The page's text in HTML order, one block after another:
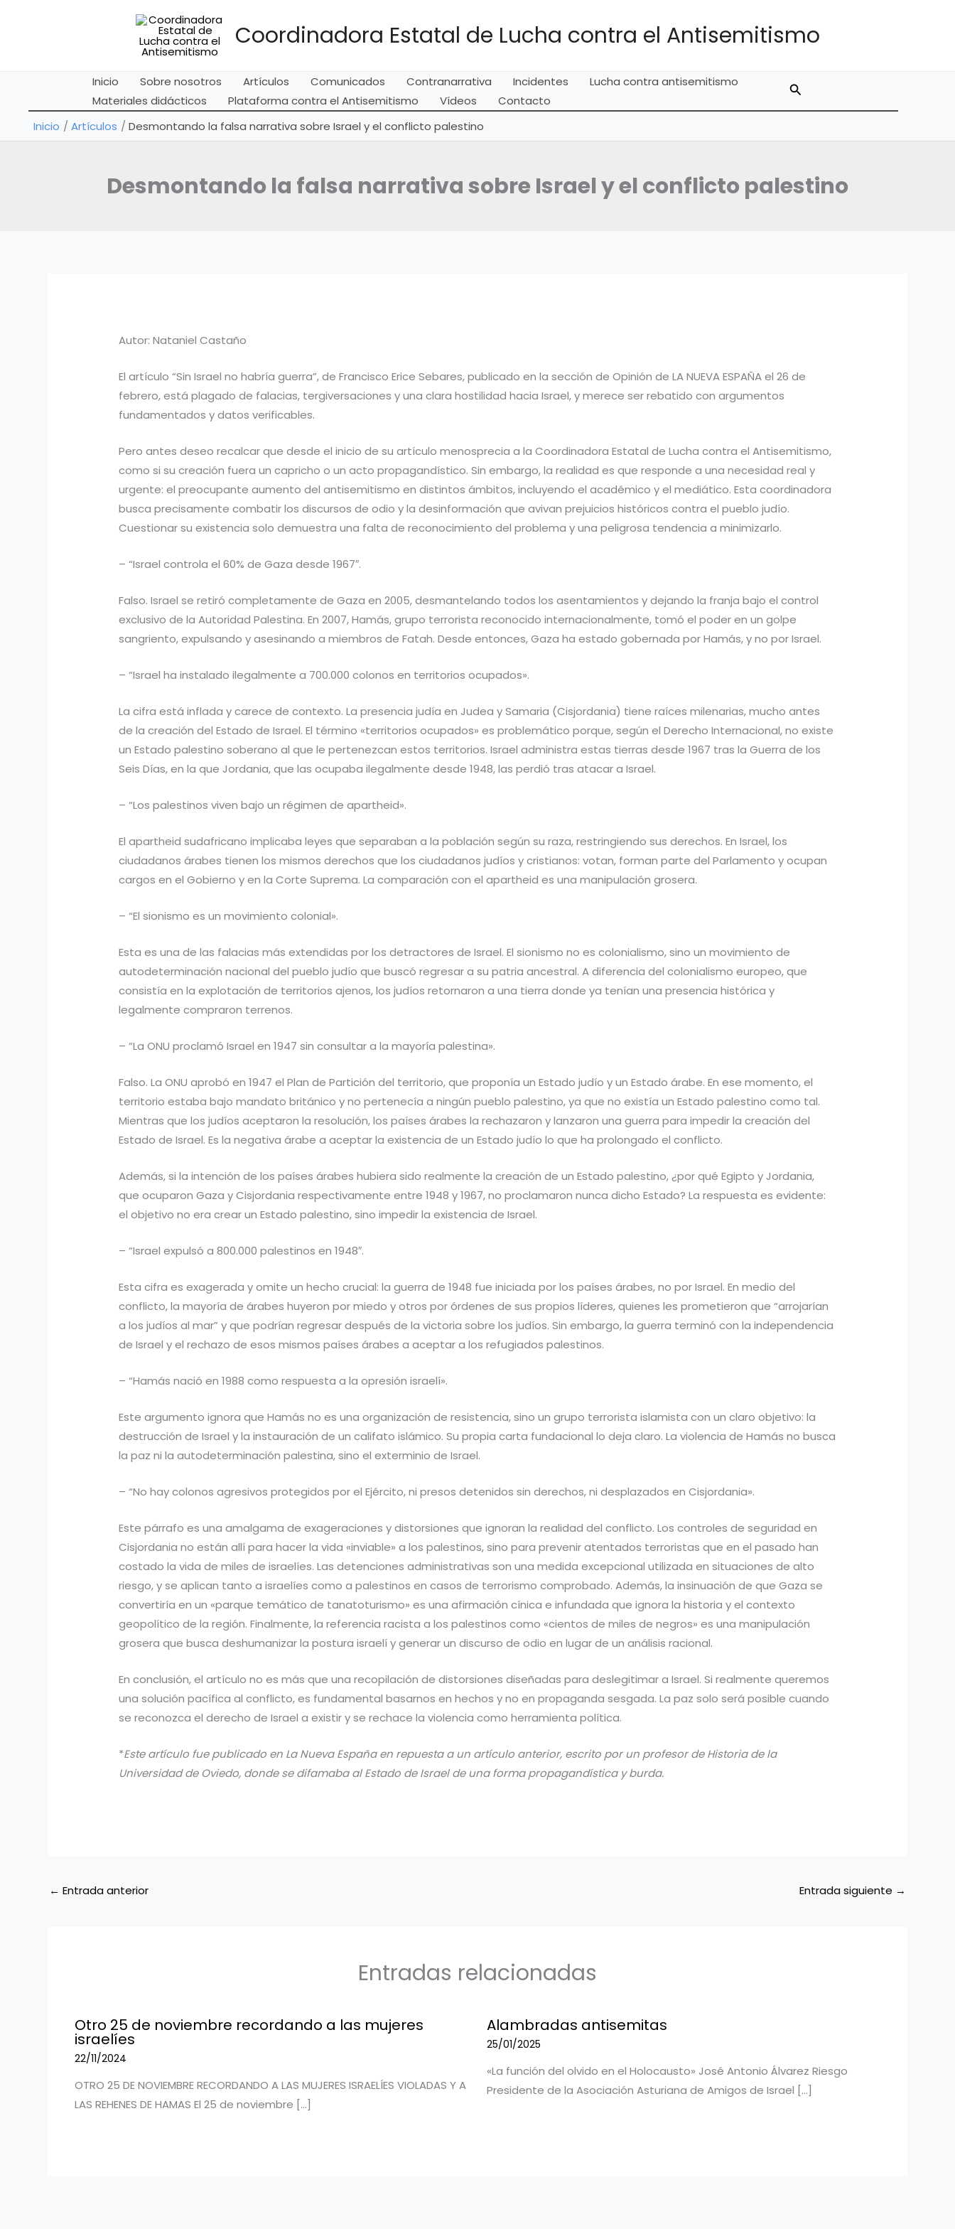
Coordinadora Estatal de Lucha contra el Antisemitismo
Inicio Sobre nosotros Artículos Comunicados Contranarrativa Incidentes
Lucha contra antisemitismo
Materiales didácticos
Plataforma contra el Antisemitismo Vídeos Contacto
Buscar
Inicio Artículos Desmontando la falsa narrativa sobre Israel y el conflicto palestino
Desmontando la falsa narrativa sobre Israel y el conflicto palestino
Autor: Nataniel Castaño
El artículo “Sin Israel no habría guerra”, de Francisco Erice Sebares, publicado en la sección de Opinión de LA NUEVA ESPAÑA el 26 de
febrero, está plagado de falacias, tergiversaciones y una clara hostilidad hacia Israel, y merece ser rebatido con argumentos
fundamentados y datos verificables.
Pero antes deseo recalcar que desde el inicio de su artículo menosprecia a la Coordinadora Estatal de Lucha contra el Antisemitismo,
como si su creación fuera un capricho o un acto propagandístico. Sin embargo, la realidad es que responde a una necesidad real y
urgente: el preocupante aumento del antisemitismo en distintos ámbitos, incluyendo el académico y el mediático. Esta coordinadora
busca precisamente combatir los discursos de odio y la desinformación que avivan prejuicios históricos contra el pueblo judío.
Cuestionar su existencia solo demuestra una falta de reconocimiento del problema y una peligrosa tendencia a minimizarlo.
– “Israel controla el 60% de Gaza desde 1967″.
Falso. Israel se retiró completamente de Gaza en 2005, desmantelando todos los asentamientos y dejando la franja bajo el control
exclusivo de la Autoridad Palestina. En 2007, Hamás, grupo terrorista reconocido internacionalmente, tomó el poder en un golpe
sangriento, expulsando y asesinando a miembros de Fatah. Desde entonces, Gaza ha estado gobernada por Hamás, y no por Israel.
– “Israel ha instalado ilegalmente a 700.000 colonos en territorios ocupados».
La cifra está inflada y carece de contexto. La presencia judía en Judea y Samaria (Cisjordania) tiene raíces milenarias, mucho antes
de la creación del Estado de Israel. El término «territorios ocupados» es problemático porque, según el Derecho Internacional, no existe
un Estado palestino soberano al que le pertenezcan estos territorios. Israel administra estas tierras desde 1967 tras la Guerra de los
Seis Días, en la que Jordania, que las ocupaba ilegalmente desde 1948, las perdió tras atacar a Israel.
– “Los palestinos viven bajo un régimen de apartheid».
El apartheid sudafricano implicaba leyes que separaban a la población según su raza, restringiendo sus derechos. En Israel, los
ciudadanos árabes tienen los mismos derechos que los ciudadanos judíos y cristianos: votan, forman parte del Parlamento y ocupan
cargos en el Gobierno y en la Corte Suprema. La comparación con el apartheid es una manipulación grosera.
– “El sionismo es un movimiento colonial».
Esta es una de las falacias más extendidas por los detractores de Israel. El sionismo no es colonialismo, sino un movimiento de
autodeterminación nacional del pueblo judío que buscó regresar a su patria ancestral. A diferencia del colonialismo europeo, que
consistía en la explotación de territorios ajenos, los judíos retornaron a una tierra donde ya tenían una presencia histórica y
legalmente compraron terrenos.
– “La ONU proclamó Israel en 1947 sin consultar a la mayoría palestina».
Falso. La ONU aprobó en 1947 el Plan de Partición del territorio, que proponía un Estado judío y un Estado árabe. En ese momento, el
territorio estaba bajo mandato británico y no pertenecía a ningún pueblo palestino, ya que no existía un Estado palestino como tal.
Mientras que los judíos aceptaron la resolución, los países árabes la rechazaron y lanzaron una guerra para impedir la creación del
Estado de Israel. Es la negativa árabe a aceptar la existencia de un Estado judío lo que ha prolongado el conflicto.
Además, si la intención de los países árabes hubiera sido realmente la creación de un Estado palestino, ¿por qué Egipto y Jordania,
que ocuparon Gaza y Cisjordania respectivamente entre 1948 y 1967, no proclamaron nunca dicho Estado? La respuesta es evidente:
el objetivo no era crear un Estado palestino, sino impedir la existencia de Israel.
– “Israel expulsó a 800.000 palestinos en 1948″.
Esta cifra es exagerada y omite un hecho crucial: la guerra de 1948 fue iniciada por los países árabes, no por Israel. En medio del
conflicto, la mayoría de árabes huyeron por miedo y otros por órdenes de sus propios líderes, quienes les prometieron que “arrojarían
a los judíos al mar” y que podrían regresar después de la victoria sobre los judíos. Sin embargo, la guerra terminó con la independencia
de Israel y el rechazo de esos mismos países árabes a aceptar a los refugiados palestinos.
– “Hamás nació en 1988 como respuesta a la opresión israelí».
Este argumento ignora que Hamás no es una organización de resistencia, sino un grupo terrorista islamista con un claro objetivo: la
destrucción de Israel y la instauración de un califato islámico. Su propia carta fundacional lo deja claro. La violencia de Hamás no busca
la paz ni la autodeterminación palestina, sino el exterminio de Israel.
– “No hay colonos agresivos protegidos por el Ejército, ni presos detenidos sin derechos, ni desplazados en Cisjordania».
Este párrafo es una amalgama de exageraciones y distorsiones que ignoran la realidad del conflicto. Los controles de seguridad en
Cisjordania no están allí para hacer la vida «inviable» a los palestinos, sino para prevenir atentados terroristas que en el pasado han
costado la vida de miles de israelíes. Las detenciones administrativas son una medida excepcional utilizada en situaciones de alto
riesgo, y se aplican tanto a israelíes como a palestinos en casos de terrorismo comprobado. Además, la insinuación de que Gaza se
convertiría en un «parque temático de tanatoturismo» es una afirmación cínica e infundada que ignora la historia y el contexto
geopolítico de la región. Finalmente, la referencia racista a los palestinos como «cientos de miles de negros» es una manipulación
grosera que busca deshumanizar la postura israelí y generar un discurso de odio en lugar de un análisis racional.
En conclusión, el artículo no es más que una recopilación de distorsiones diseñadas para deslegitimar a Israel. Si realmente queremos
una solución pacífica al conflicto, es fundamental basarnos en hechos y no en propaganda sesgada. La paz solo será posible cuando
se reconozca el derecho de Israel a existir y se rechace la violencia como herramienta política.
*Este artículo fue publicado en La Nueva España en repuesta a un artículo anterior, escrito por un profesor de Historia de la
Universidad de Oviedo, donde se difamaba al Estado de Israel de una forma propagandística y burda.
← Entrada anterior Entrada siguiente →
Entradas relacionadas
Otro 25 de noviembre recordando a las mujeres
israelíes
22/11/2024
OTRO 25 DE NOVIEMBRE RECORDANDO A LAS MUJERES ISRAELÍES VIOLADAS Y A
LAS REHENES DE HAMAS El 25 de noviembre […]
Alambradas antisemitas
25/01/2025
«La función del olvido en el Holocausto» José Antonio Álvarez Riesgo
Presidente de la Asociación Asturiana de Amigos de Israel […]